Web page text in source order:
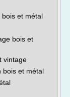
bois et métal
bois et
vintage
bois et métal